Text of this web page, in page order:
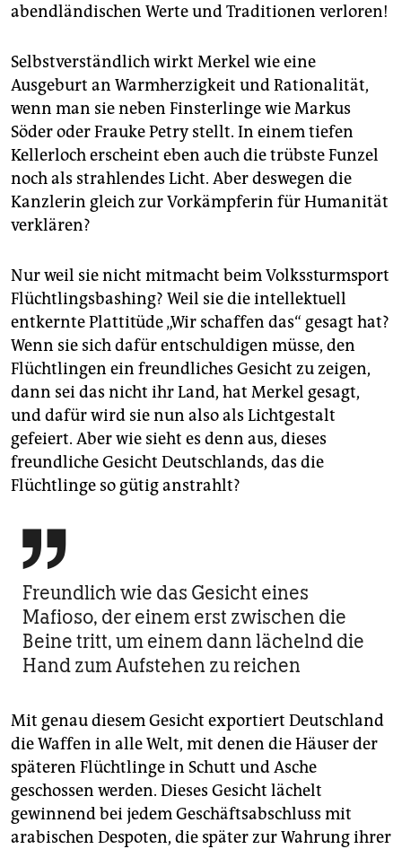
abendländischen Werte und Traditionen verloren!
Selbstverständlich wirkt Merkel wie eine
Ausgeburt an Warmherzigkeit und Rationalität,
wenn man sie neben Finsterlinge wie Markus
Söder oder Frauke Petry stellt. In einem tiefen
Kellerloch erscheint eben auch die trübste Funzel
noch als strahlendes Licht. Aber deswegen die
Kanzlerin gleich zur Vorkämpferin für Humanität
verklären?
Nur weil sie nicht mitmacht beim Volkssturmsport
Flüchtlingsbashing? Weil sie die intellektuell
entkernte Plattitüde „Wir schaffen das“ gesagt hat?
Wenn sie sich dafür entschuldigen müsse, den
Flüchtlingen ein freundliches Gesicht zu zeigen,
dann sei das nicht ihr Land, hat Merkel gesagt,
und dafür wird sie nun also als Lichtgestalt
gefeiert. Aber wie sieht es denn aus, dieses
freundliche Gesicht Deutschlands, das die
Flüchtlinge so gütig anstrahlt?

Freundlich wie das Gesicht eines
Mafioso, der einem erst zwischen die
Beine tritt, um einem dann lächelnd die
Hand zum Aufstehen zu reichen
Mit genau diesem Gesicht exportiert Deutschland
die Waffen in alle Welt, mit denen die Häuser der
späteren Flüchtlinge in Schutt und Asche
geschossen werden. Dieses Gesicht lächelt
gewinnend bei jedem Geschäftsabschluss mit
arabischen Despoten, die später zur Wahrung ihrer